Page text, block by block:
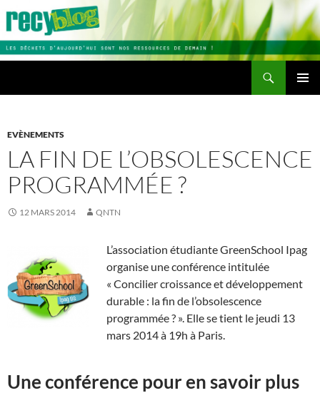
Aller
contenu
EVÈNEMENTS
LA FIN DE L’OBSOLESCENCE
PROGRAMMÉE ?
12 MARS 2014 QNTN
L’association étudiante GreenSchool Ipag
organise une conférence intitulée
« Concilier croissance et développement
durable : la fin de l’obsolescence
programmée ? ». Elle se tient le jeudi 13
mars 2014 à 19h à Paris.
Une conférence pour en savoir plus